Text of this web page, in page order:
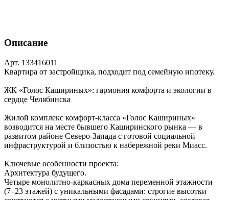
Описание
Арт. 133416011
Квартира от застройщика, подходит под семейную ипотеку.
ЖК «Голос Кашириных»: гармония комфорта и экологии в
сердце Челябинска
Жилой комплекс комфорт‑класса «Голос Кашириных»
возводится на месте бывшего Каширинского рынка — в
развитом районе Северо‑Запада с готовой социальной
инфраструктурой и близостью к набережной реки Миасс.
Ключевые особенности проекта:
Архитектура будущего.
Четыре монолитно‑каркасных дома переменной этажности
(7–23 этажей) с уникальными фасадами: строгие высотки